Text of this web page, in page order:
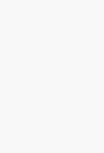
mặt động thổ hoặc nhận lễ giúp
chọn người mượn tuổi xem
truyền thống, mang tính
thay thế quyết định chuyên
19/5/2026 là
21h), Hợi (21h-23h)
chính là
xuất hành.